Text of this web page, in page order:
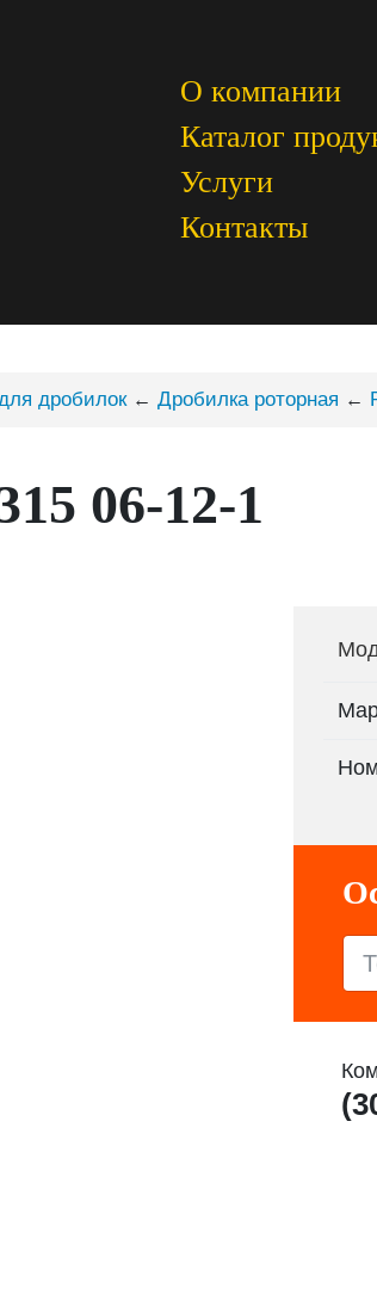
О компании
Каталог
Услуги
Контакты
дробилок ← Дробилка роторная ←
06-12-1